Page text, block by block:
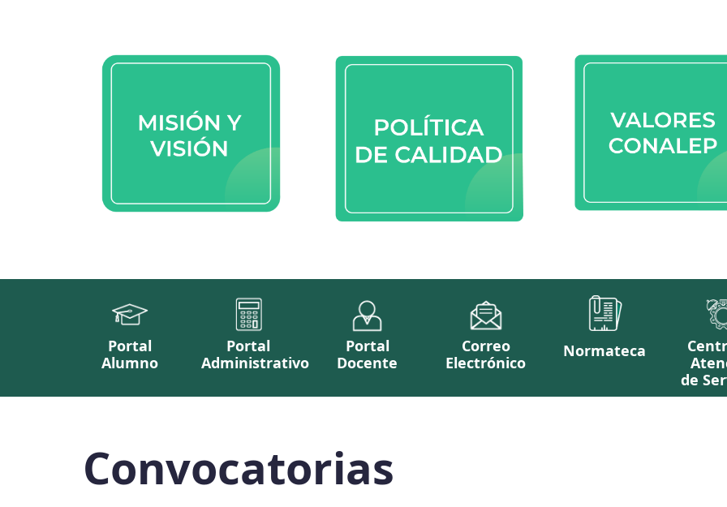
Portal
Alumno
Portal
Administrativo
Portal
Docente
Correo
Electrónico
Normateca
de
Convocatorias